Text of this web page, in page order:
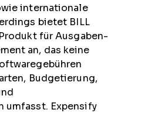
internationale
bietet BILL
für Ausgaben-
an, das keine
Budgetierung,
umfasst. Expensify